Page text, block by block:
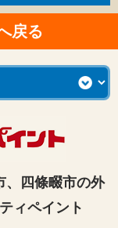
戻る
、四條畷市の外
ィペイント